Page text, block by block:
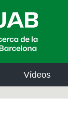
Vídeos